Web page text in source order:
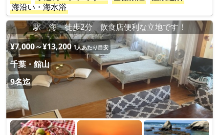
海沿い・海水浴
駅 海 徒歩2分 飲食店便利な立地です！
¥7,000～¥13,200 1人あたり目安
千葉・館山
9名迄